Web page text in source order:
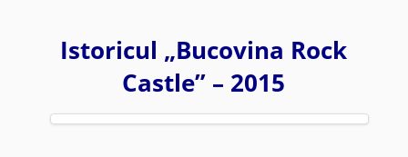
Istoricul „Bucovina Rock
Castle” – 2015